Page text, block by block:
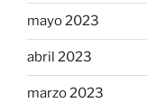
mayo 2023
abril 2023
marzo 2023